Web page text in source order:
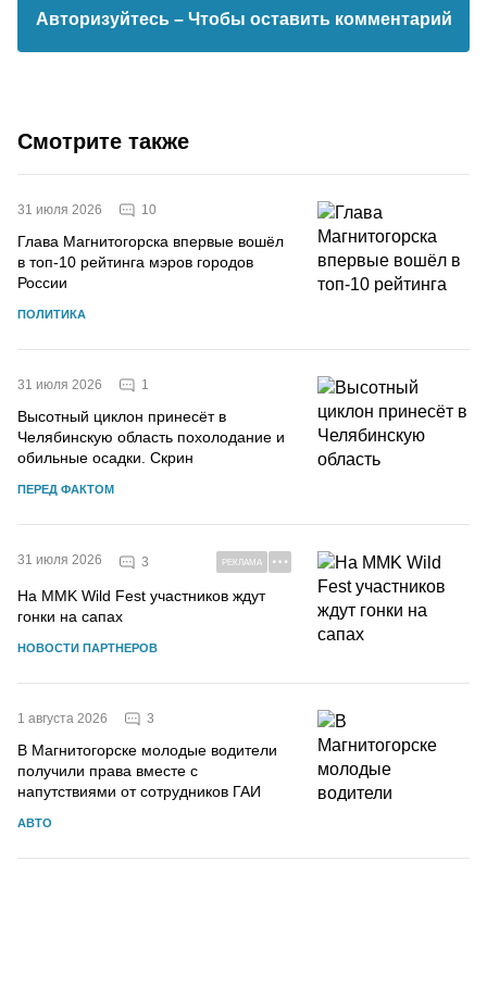
Авторизуйтесь – Чтобы оставить комментарий
Смотрите также
31 июля 2026 10
Глава Магнитогорска впервые вошёл
в топ-10 рейтинга мэров городов
России
ПОЛИТИКА
31 июля 2026 1
Высотный циклон принесёт в
Челябинскую область похолодание и
обильные осадки. Скрин
ПЕРЕД ФАКТОМ
31 июля 2026 3 РЕКЛАМА
На MMK Wild Fest участников ждут
гонки на сапах
НОВОСТИ ПАРТНЕРОВ
1 августа 2026 3
В Магнитогорске молодые водители
получили права вместе с
напутствиями от сотрудников ГАИ
АВТО